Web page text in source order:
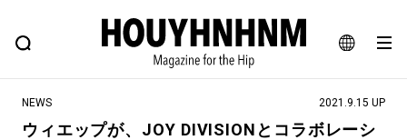
JA
EN
FEATURE BLOG SNAP
ヒップなファッション、カルチャー、ライフスタイルWEBマガジン
NEWS 2021.9.15 UP
ウィエップが、JOY DIVISIONとコラボレーシ